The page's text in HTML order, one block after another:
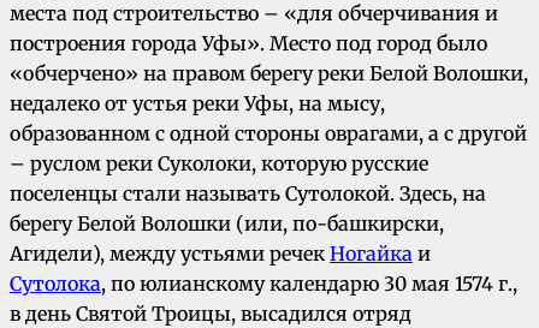
места под строительство – «для обчерчивания и
построения города Уфы». Место под город было
«обчерчено» на правом берегу реки Белой Волошки,
недалеко от устья реки Уфы, на мысу,
образованном с одной стороны оврагами, а с другой
– руслом реки Суколоки, которую русские
поселенцы стали называть Сутолокой. Здесь, на
берегу Белой Волошки (или, по-башкирски,
Агидели), между устьями речек Ногайка и
Сутолока, по юлианскому календарю 30 мая 1574 г.,
в день Святой Троицы, высадился отряд